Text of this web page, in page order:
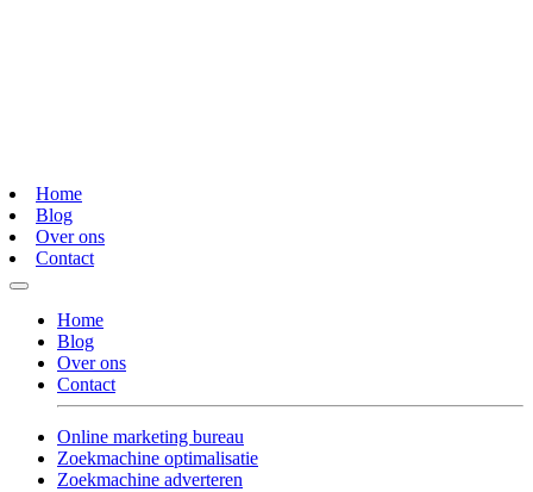
Home
Blog
Over ons
Contact
Home
Blog
Over ons
Contact
Online marketing bureau
Zoekmachine optimalisatie
Zoekmachine adverteren